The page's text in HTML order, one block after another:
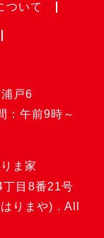
ついて
戸6
：午前9時～
ま家
丁目8番21号
りまや) . All